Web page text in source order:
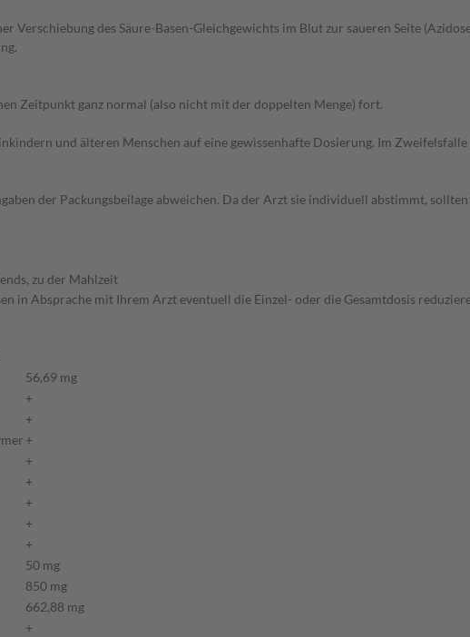
Verschiebung des Säure-Basen-Gleichgewichts im Blut zur saueren Seite
Zeitpunkt ganz normal (also nicht mit der doppelten Menge) fort.
und älteren Menschen auf eine gewissenhafte Dosierung. Im
der Packungsbeilage abweichen. Da der Arzt sie individuell abstimmt,
zu der Mahlzeit
in Absprache mit Ihrem Arzt eventuell die Einzel- oder die Gesamtdosis
56,69 mg
+
+
+
+
+
+
+
+
50 mg
850 mg
662,88 mg
+